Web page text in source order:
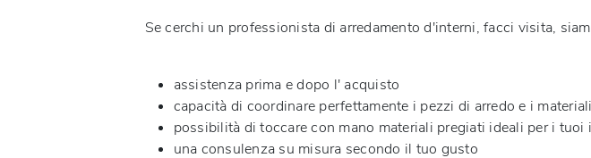
Se cerchi un professionista di arredamento d'interni, facci visita,
assistenza prima e dopo l' acquisto
capacità di coordinare perfettamente i pezzi di arredo e i
possibilità di toccare con mano materiali pregiati ideali per i tuoi
una consulenza su misura secondo il tuo gusto